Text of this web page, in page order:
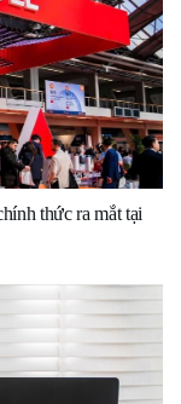
thức ra mắt tại